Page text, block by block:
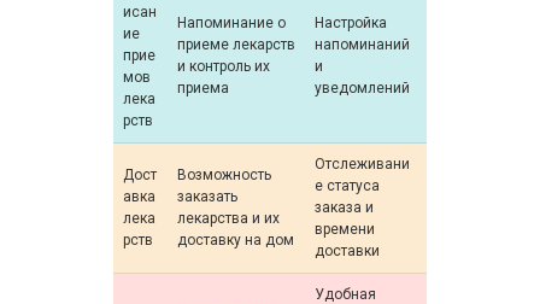
исан
ие
прие
мов
лека
рств
Напоминание о
приеме лекарств
и контроль их
приема
Настройка
напоминаний
и
уведомлений
Дост
авка
лека
рств
Возможность
заказать
лекарства и их
доставку на дом
Отслеживани
е статуса
заказа и
времени
доставки
Удобная